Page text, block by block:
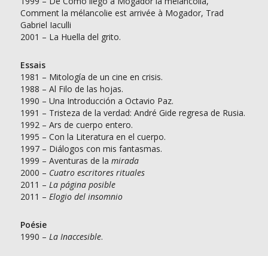
Comment la mélancolie est arrivée à Mogador, Trad
Gabriel Iaculli
2001 – La Huella del grito.
Essais
1981 – Mitología de un cine en crisis.
1988 – Al Filo de las hojas.
1990 – Una Introducción a Octavio Paz.
1991 – Tristeza de la verdad: André Gide regresa de Rusia.
1992 – Ars de cuerpo entero.
1995 – Con la Literatura en el cuerpo.
1997 – Diálogos con mis fantasmas.
1999 – Aventuras de la mirada
2000 – Cuatro escritores rituales
2011 – La página posible
2011 – Elogio del insomnio
Poésie
1990 – La Inaccesible.